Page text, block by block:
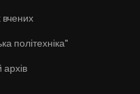
політехніка"